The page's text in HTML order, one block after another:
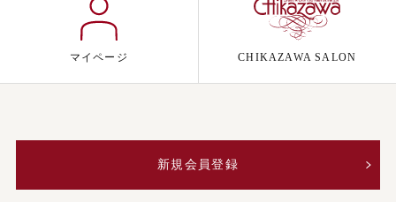
マイページ CHIKAZAWA SALON
新規会員登録